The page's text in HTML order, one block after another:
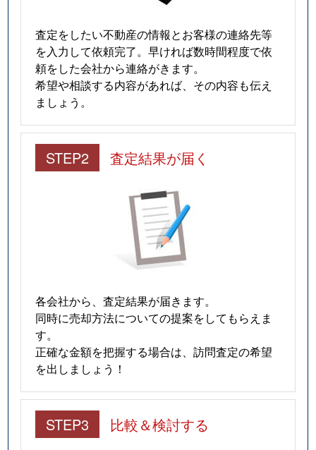
査定をしたい不動産の情報とお客様の連絡先等
を入力して依頼完了。早ければ数時間程度で依
頼をした会社から連絡がきます。
希望や相談する内容があれば、その内容も伝え
ましょう。
STEP2 査定結果が届く
各会社から、査定結果が届きます。
同時に売却方法についての提案をしてもらえま
す。
正確な金額を把握する場合は、訪問査定の希望
を出しましょう！
STEP3 比較＆検討する